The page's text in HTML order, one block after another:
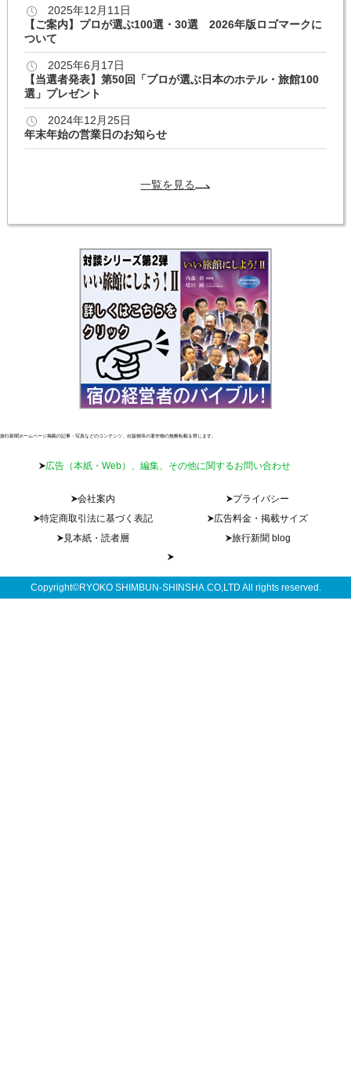
2025年12月11日
【ご案内】プロが選ぶ100選・30選 2026年版ロゴマークに
ついて
2025年6月17日
【当選者発表】第50回「プロが選ぶ日本のホテル・旅館100
選」プレゼント
2024年12月25日
年末年始の営業日のお知らせ
一覧を見る
旅行新聞ホームページ掲載の記事・写真などのコンテンツ、出版物等の著作物の無断転載を禁じます。
広告（本紙・Web）、編集、その他に関するお問い合わせ
会社案内
プライバシー
特定商取引法に基づく表記
広告料金・掲載サイズ
見本紙・読者層
旅行新聞 blog
Copyright©RYOKO SHIMBUN-SHINSHA.CO,LTD All rights reserved.